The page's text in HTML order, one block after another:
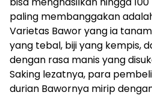
paling membanggakan
Varietas Bawor yang ia
yang tebal, biji yang kempis,
dengan rasa manis yang
Saking lezatnya, para
durian Bawornya mirip